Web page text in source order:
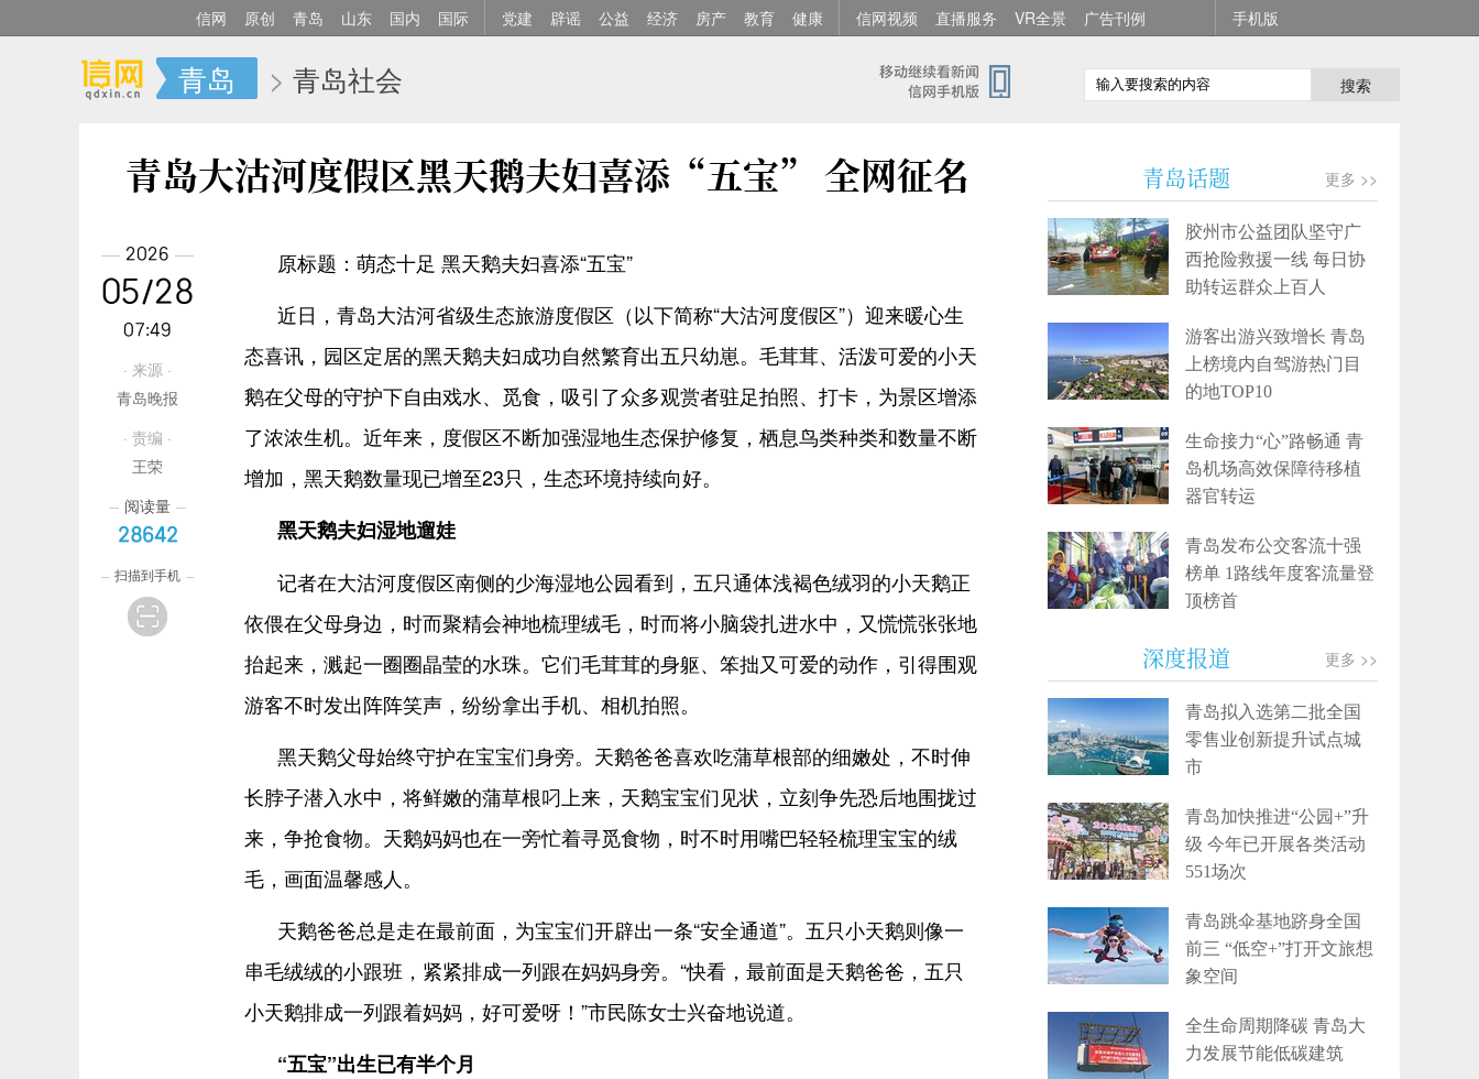
信网 原创 青岛 山东 国内 国际 党建 辟谣 公益 经济 房产 教育 健康 信网视频 直播服务 VR全景 广告刊例 手机版
青岛 > 青岛社会 搜索
青岛大沽河度假区黑天鹅夫妇喜添“五宝” 全网征名
原标题：萌态十足 黑天鹅夫妇喜添“五宝”
近日，青岛大沽河省级生态旅游度假区（以下简称“大沽河度假区”）迎来暖心生
态喜讯，园区定居的黑天鹅夫妇成功自然繁育出五只幼崽。毛茸茸、活泼可爱的小天
鹅在父母的守护下自由戏水、觅食，吸引了众多观赏者驻足拍照、打卡，为景区增添
了浓浓生机。近年来，度假区不断加强湿地生态保护修复，栖息鸟类种类和数量不断
增加，黑天鹅数量现已增至23只，生态环境持续向好。
黑天鹅夫妇湿地遛娃
记者在大沽河度假区南侧的少海湿地公园看到，五只通体浅褐色绒羽的小天鹅正
依偎在父母身边，时而聚精会神地梳理绒毛，时而将小脑袋扎进水中，又慌慌张张地
抬起来，溅起一圈圈晶莹的水珠。它们毛茸茸的身躯、笨拙又可爱的动作，引得围观
游客不时发出阵阵笑声，纷纷拿出手机、相机拍照。
黑天鹅父母始终守护在宝宝们身旁。天鹅爸爸喜欢吃蒲草根部的细嫩处，不时伸
长脖子潜入水中，将鲜嫩的蒲草根叼上来，天鹅宝宝们见状，立刻争先恐后地围拢过
来，争抢食物。天鹅妈妈也在一旁忙着寻觅食物，时不时用嘴巴轻轻梳理宝宝的绒
毛，画面温馨感人。
天鹅爸爸总是走在最前面，为宝宝们开辟出一条“安全通道”。五只小天鹅则像一
串毛绒绒的小跟班，紧紧排成一列跟在妈妈身旁。“快看，最前面是天鹅爸爸，五只
小天鹅排成一列跟着妈妈，好可爱呀！”市民陈女士兴奋地说道。
“五宝”出生已有半个月
2026
05/28
07:49
· 来源 ·
青岛晚报
· 责编 ·
王荣
阅读量
28642
扫描到手机
青岛话题 更多 >>
胶州市公益团队坚守广
西抢险救援一线 每日协
助转运群众上百人
游客出游兴致增长 青岛
上榜境内自驾游热门目
的地TOP10
生命接力“心”路畅通 青
岛机场高效保障待移植
器官转运
青岛发布公交客流十强
榜单 1路线年度客流量登
顶榜首
深度报道 更多 >>
青岛拟入选第二批全国
零售业创新提升试点城
市
青岛加快推进“公园+”升
级 今年已开展各类活动
551场次
青岛跳伞基地跻身全国
前三 “低空+”打开文旅想
象空间
全生命周期降碳 青岛大
力发展节能低碳建筑